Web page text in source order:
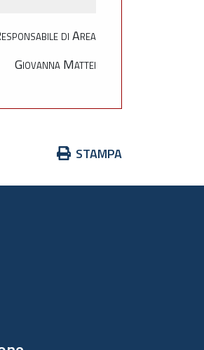
di Area
Giovanna Mattei
Azioni
documento
STAMPA